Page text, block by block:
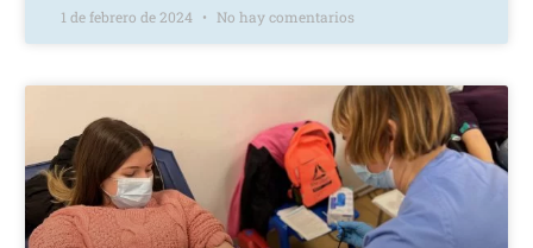
1 de febrero de 2024 No hay comentarios